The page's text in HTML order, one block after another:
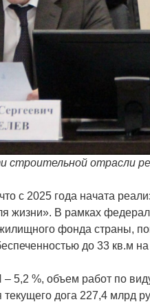
строительной отрасли
с 2025 года начата
жизни». В рамках
фонда страны,
до 33 кв.м на
5,2 %, объем работ по
дога 227,4 млрд